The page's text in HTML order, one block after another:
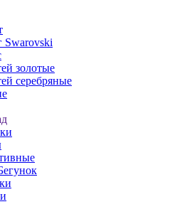
Swarovski
золотые
серебряные